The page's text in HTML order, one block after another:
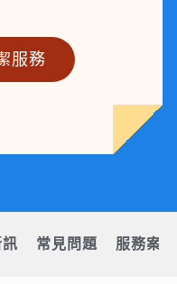
服務
常見問題 服務案例